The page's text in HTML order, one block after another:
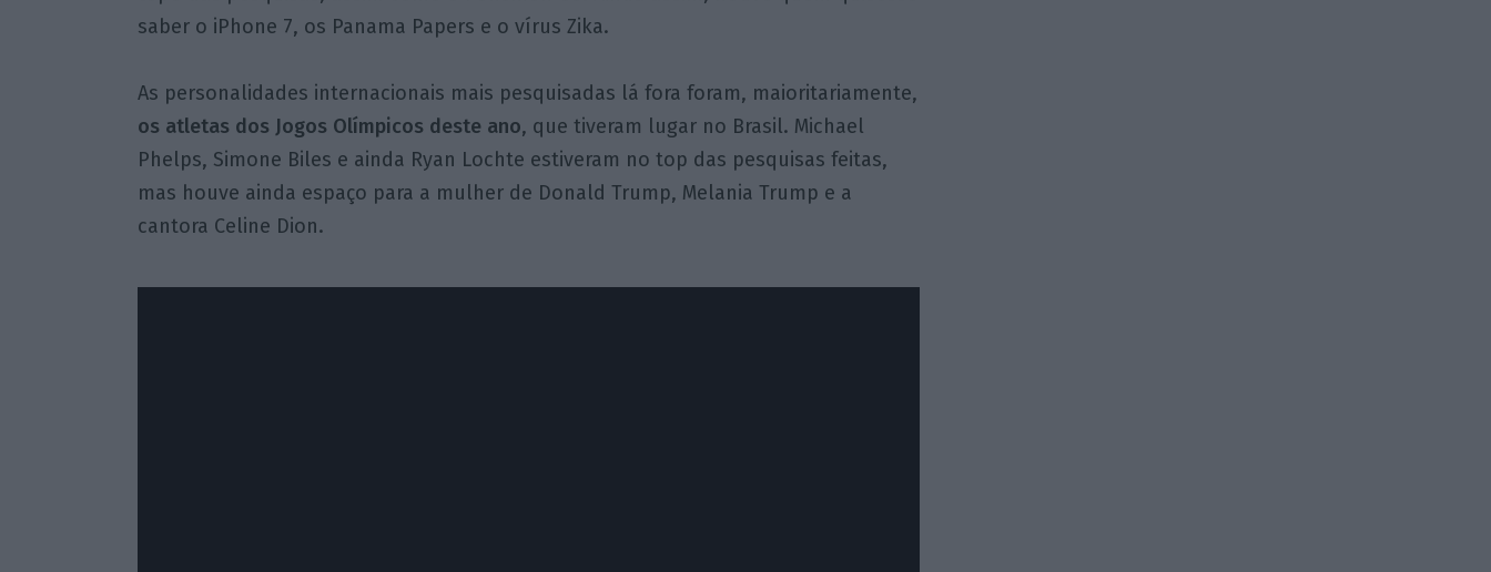
saber o iPhone 7, os Panama Papers e o vírus Zika.
As personalidades internacionais mais pesquisadas lá fora foram, maioritariamente,
os atletas dos Jogos Olímpicos deste ano, que tiveram lugar no Brasil. Michael
Phelps, Simone Biles e ainda Ryan Lochte estiveram no top das pesquisas feitas,
mas houve ainda espaço para a mulher de Donald Trump, Melania Trump e a
cantora Celine Dion.